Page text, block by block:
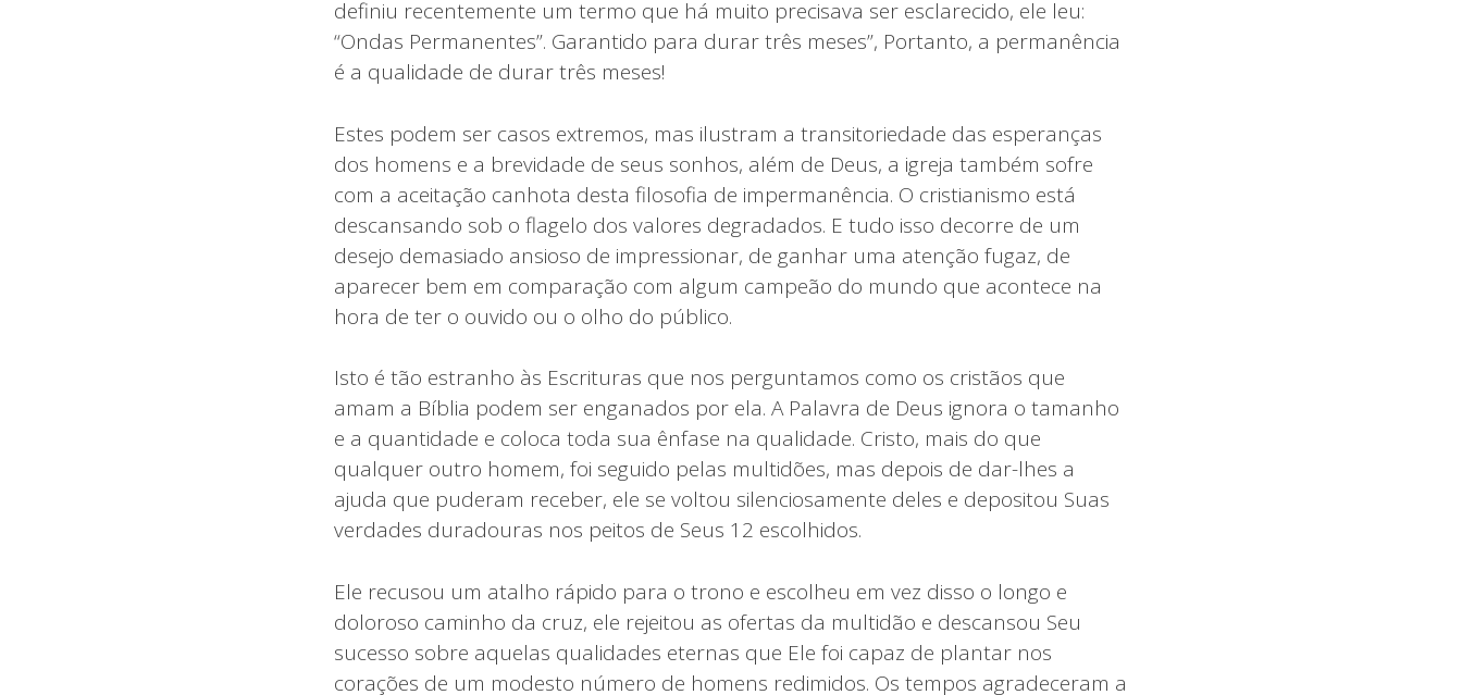
definiu recentemente um termo que há muito precisava ser esclarecido, ele leu:
“Ondas Permanentes”. Garantido para durar três meses”, Portanto, a permanência
é a qualidade de durar três meses!
Estes podem ser casos extremos, mas ilustram a transitoriedade das esperanças
dos homens e a brevidade de seus sonhos, além de Deus, a igreja também sofre
com a aceitação canhota desta filosofia de impermanência. O cristianismo está
descansando sob o flagelo dos valores degradados. E tudo isso decorre de um
desejo demasiado ansioso de impressionar, de ganhar uma atenção fugaz, de
aparecer bem em comparação com algum campeão do mundo que acontece na
hora de ter o ouvido ou o olho do público.
Isto é tão estranho às Escrituras que nos perguntamos como os cristãos que
amam a Bíblia podem ser enganados por ela. A Palavra de Deus ignora o tamanho
e a quantidade e coloca toda sua ênfase na qualidade. Cristo, mais do que
qualquer outro homem, foi seguido pelas multidões, mas depois de dar-lhes a
ajuda que puderam receber, ele se voltou silenciosamente deles e depositou Suas
verdades duradouras nos peitos de Seus 12 escolhidos.
Ele recusou um atalho rápido para o trono e escolheu em vez disso o longo e
doloroso caminho da cruz, ele rejeitou as ofertas da multidão e descansou Seu
sucesso sobre aquelas qualidades eternas que Ele foi capaz de plantar nos
corações de um modesto número de homens redimidos. Os tempos agradeceram a